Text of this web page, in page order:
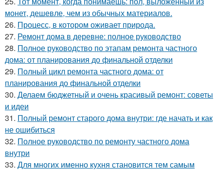
монет, дешевле, чем из обычных материалов.
26. Процесс, в котором оживает природа.
27. Ремонт дома в деревне: полное руководство
28. Полное руководство по этапам ремонта частного
дома: от планирования до финальной отделки
29. Полный цикл ремонта частного дома: от
планирования до финальной отделки
30. Делаем бюджетный и очень красивый ремонт: советы
и идеи
31. Полный ремонт старого дома внутри: где начать и как
не ошибиться
32. Полное руководство по ремонту частного дома
внутри
33. Для многих именно кухня становится тем самым